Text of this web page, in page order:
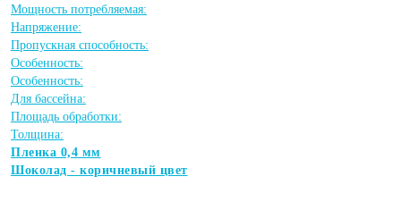
Мощность потребляемая:
Напряжение:
Пропускная способность:
Особенность:
Особенность:
Для бассейна:
Площадь обработки:
Толщина:
Пленка 0,4 мм
Шоколад - коричневый цвет